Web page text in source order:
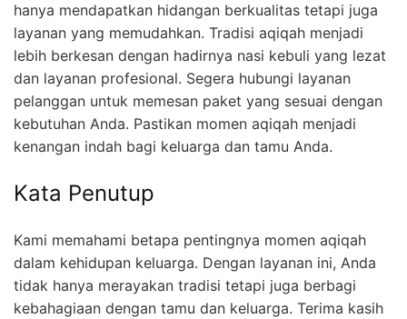
hanya mendapatkan hidangan berkualitas tetapi juga
layanan yang memudahkan. Tradisi aqiqah menjadi
lebih berkesan dengan hadirnya nasi kebuli yang lezat
dan layanan profesional. Segera hubungi layanan
pelanggan untuk memesan paket yang sesuai dengan
kebutuhan Anda. Pastikan momen aqiqah menjadi
kenangan indah bagi keluarga dan tamu Anda.
Kata Penutup
Kami memahami betapa pentingnya momen aqiqah
dalam kehidupan keluarga. Dengan layanan ini, Anda
tidak hanya merayakan tradisi tetapi juga berbagi
kebahagiaan dengan tamu dan keluarga. Terima kasih